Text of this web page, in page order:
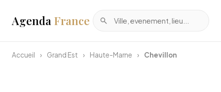
Agenda France
Accueil › Grand Est › Haute-Marne › Chevillon